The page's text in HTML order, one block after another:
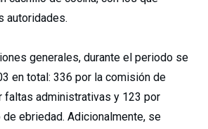
autoridades.
generales, durante el periodo se
en total: 336 por la comisión de
faltas administrativas y 123 por
ebriedad. Adicionalmente, se